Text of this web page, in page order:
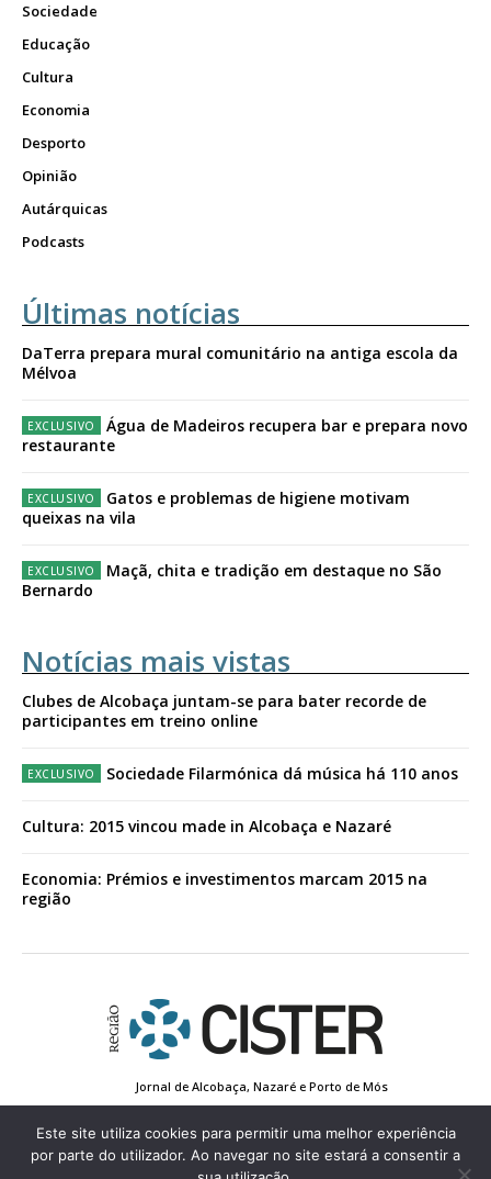
Sociedade
Educação
Cultura
Economia
Desporto
Opinião
Autárquicas
Podcasts
Últimas notícias
DaTerra prepara mural comunitário na antiga escola da
Mélvoa
Água de Madeiros recupera bar e prepara novo
restaurante
Gatos e problemas de higiene motivam
queixas na vila
Maçã, chita e tradição em destaque no São
Bernardo
Notícias mais vistas
Clubes de Alcobaça juntam-se para bater recorde de
participantes em treino online
Sociedade Filarmónica dá música há 110 anos
Cultura: 2015 vincou made in Alcobaça e Nazaré
Economia: Prémios e investimentos marcam 2015 na
região
Jornal de Alcobaça, Nazaré e Porto de Mós
Conta de Registo
Edição Impressa
Este site utiliza cookies para permitir uma melhor experiência
por parte do utilizador. Ao navegar no site estará a consentir a